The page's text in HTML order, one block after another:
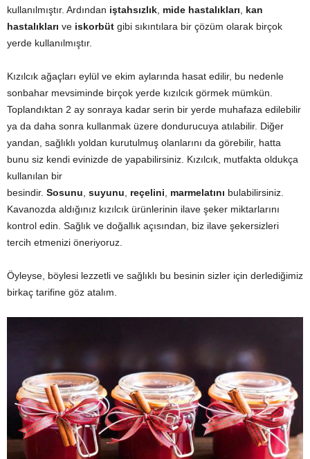
kullanılmıştır. Ardından iştahsızlık mide hastalıkları
kan
hastalıkları ve iskorbüt gibi sıkıntılara bir çözüm olarak birçok
yerde kullanılmıştır.
Kızılcık ağaçları eylül ve ekim aylarında hasat edilir, bu nedenle
sonbahar mevsiminde birçok yerde kızılcık görmek mümkün.
Toplandıktan 2 ay sonraya kadar serin bir yerde muhafaza edilebilir
ya da daha sonra kullanmak üzere dondurucuya atılabilir. Diğer
yandan, sağlıklı yoldan kurutulmuş olanlarını da görebilir, hatta
bunu siz kendi evinizde de yapabilirsiniz. Kızılcık, mutfakta oldukça
kullanılan bir
besindir. Sosunu suyunu reçelini marmelatını bulabilirsiniz.
Kavanozda aldığınız kızılcık ürünlerinin ilave şeker miktarlarını
kontrol edin. Sağlık ve doğallık açısından, biz ilave şekersizleri
tercih etmenizi öneriyoruz.
Öyleyse, böylesi lezzetli ve sağlıklı bu besinin sizler için derlediğimiz
birkaç tarifine göz atalım.